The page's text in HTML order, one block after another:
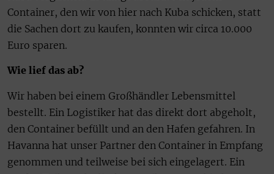
Container, den wir von hier nach Kuba schicken, statt
die Sachen dort zu kaufen, konnten wir circa 10.000
Euro sparen.
Wie lief das ab?
Wir haben bei einem Großhändler Lebensmittel
bestellt. Ein Logistiker hat das direkt dort abgeholt,
den Container befüllt und an den Hafen gefahren. In
Havanna hat unser Partner den Container in Empfang
genommen und teilweise bei sich eingelagert. Ein